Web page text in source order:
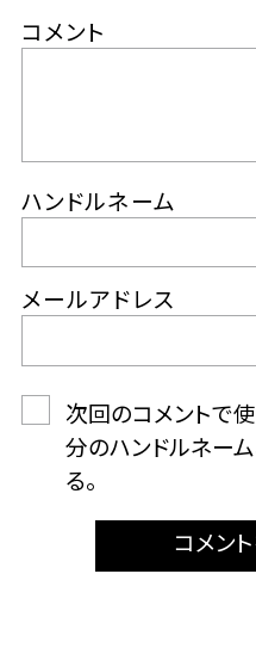
コメント
ハンドルネーム
メールアドレス
次回のコメントで
分のハンドルネー
る。
コメン